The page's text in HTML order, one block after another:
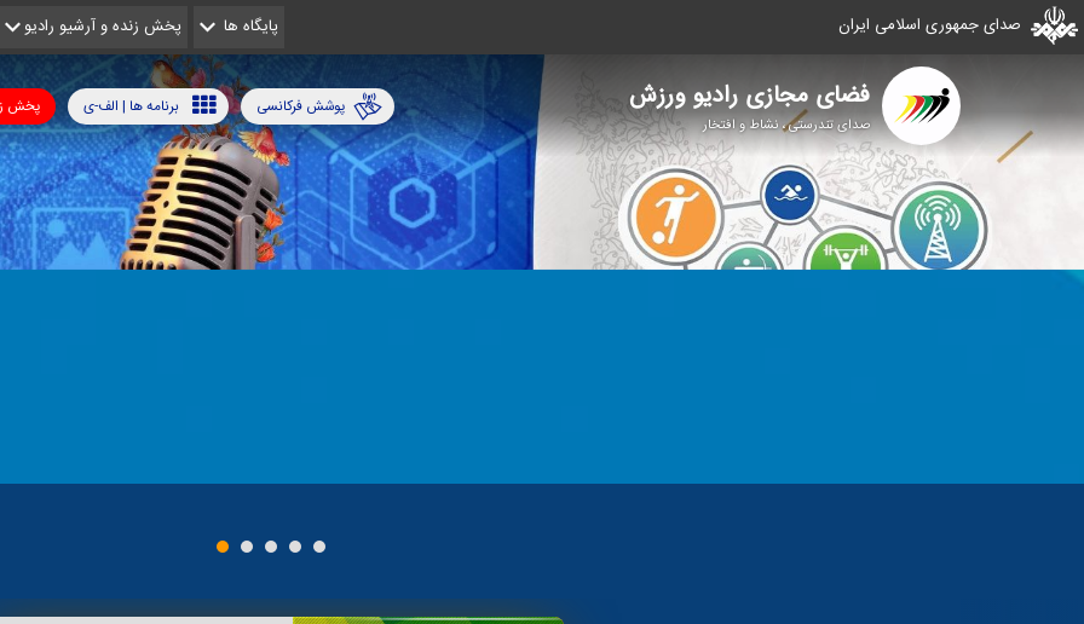
صدای جمهوری اسلامی ایران پایگاه ها پخش زنده و آرشیو رادیو
فضای مجازی رادیو ورزش
صدای تندرستی ، نشاط و افتخار
پخش برنامه ها | الف-ی پوشش فرکانسی